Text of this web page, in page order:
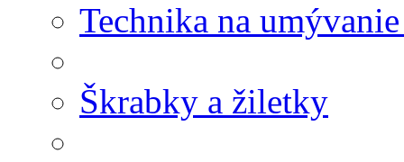
Technika na
Škrabky a žiletky